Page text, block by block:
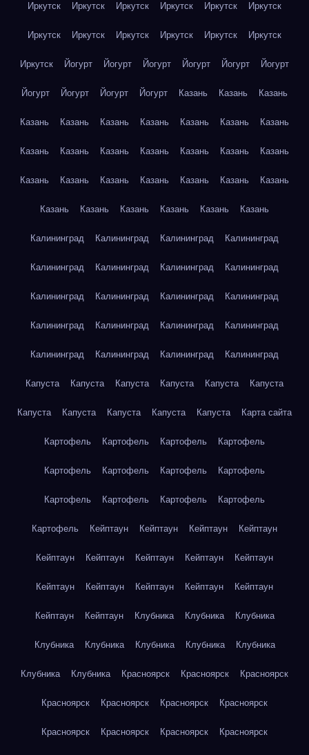
Иркутск Иркутск Иркутск Иркутск Иркутск Иркутск
Иркутск Иркутск Иркутск Иркутск Иркутск Иркутск
Иркутск Йогурт Йогурт Йогурт Йогурт Йогурт Йогурт
Йогурт Йогурт Йогурт Йогурт Казань Казань Казань
Казань Казань Казань Казань Казань Казань Казань
Казань Казань Казань Казань Казань Казань Казань
Казань Казань Казань Казань Казань Казань Казань
Казань Казань Казань Казань Казань Казань
Калининград Калининград Калининград Калининград
Калининград Калининград Калининград Калининград
Калининград Калининград Калининград Калининград
Калининград Калининград Калининград Калининград
Калининград Калининград Калининград Калининград
Капуста Капуста Капуста Капуста Капуста Капуста
Капуста Капуста Капуста Капуста Капуста Карта сайта
Картофель Картофель Картофель Картофель
Картофель Картофель Картофель Картофель
Картофель Картофель Картофель Картофель
Картофель Кейптаун Кейптаун Кейптаун Кейптаун
Кейптаун Кейптаун Кейптаун Кейптаун Кейптаун
Кейптаун Кейптаун Кейптаун Кейптаун Кейптаун
Кейптаун Кейптаун Клубника Клубника Клубника
Клубника Клубника Клубника Клубника Клубника
Клубника Клубника Красноярск Красноярск Красноярск
Красноярск Красноярск Красноярск Красноярск
Красноярск Красноярск Красноярск Красноярск